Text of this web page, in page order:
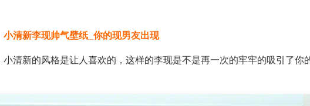
小清新李现帅气壁纸_你的现男友出现
清新的风格是让人喜欢的，这样的李现是不是再一次的牢牢的吸引了你